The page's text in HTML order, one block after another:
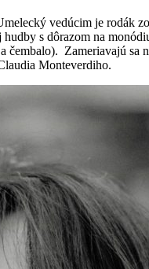
vedúcim je rodák
s dôrazom na
čembalo). Zameriavajú
Monteverdiho.